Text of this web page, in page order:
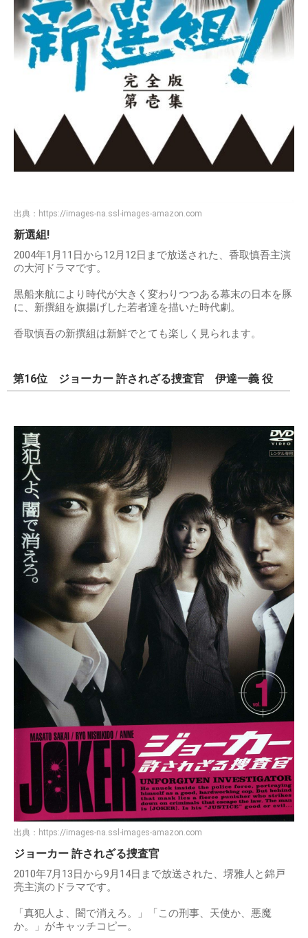
出典： https://images-na.ssl-images-amazon.com
新選組!
2004年1月11日から12月12日まで放送された、香取慎吾主演
の大河ドラマです。
黒船来航により時代が大きく変わりつつある幕末の日本を豚
に、新撰組を旗揚げした若者達を描いた時代劇。
香取慎吾の新撰組は新鮮でとても楽しく見られます。
第16位 ジョーカー 許されざる捜査官 伊達一義 役
出典： https://images-na.ssl-images-amazon.com
ジョーカー 許されざる捜査官
2010年7月13日から9月14日まで放送された、堺雅人と錦戸
亮主演のドラマです。
「真犯人よ、闇で消えろ。」「この刑事、天使か、悪魔
か。」がキャッチコピー。